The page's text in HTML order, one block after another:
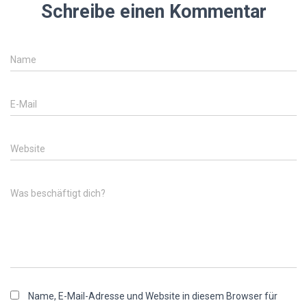
Schreibe einen Kommentar
Name
E-Mail
Website
Was beschäftigt dich?
Name, E-Mail-Adresse und Website in diesem Browser für